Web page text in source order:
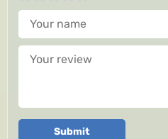
Your name
Your review
Submit